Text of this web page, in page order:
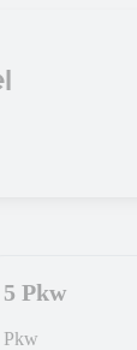
5 Pkw
Pkw